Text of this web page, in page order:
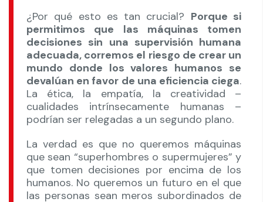
¿Por qué esto es tan crucial? Porque si
permitimos que las máquinas tomen
decisiones sin una supervisión humana
adecuada, corremos el riesgo de crear un
mundo donde los valores humanos se
devalúan en favor de una eficiencia ciega.
La ética, la empatía, la creatividad –
cualidades intrínsecamente humanas –
podrían ser relegadas a un segundo plano.
La verdad es que no queremos máquinas
que sean “superhombres o supermujeres” y
que tomen decisiones por encima de los
humanos. No queremos un futuro en el que
las personas sean meros subordinados de